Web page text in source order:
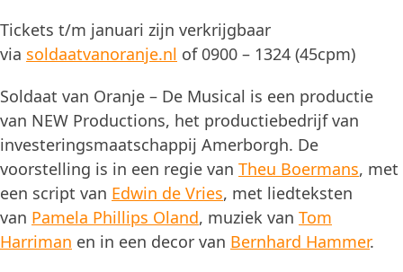
Tickets t/m januari zijn verkrijgbaar
via soldaatvanoranje.nl of 0900 – 1324 (45cpm)
Soldaat van Oranje – De Musical is een productie
van NEW Productions, het productiebedrijf van
investeringsmaatschappij Amerborgh. De
voorstelling is in een regie van Theu Boermans, met
een script van Edwin de Vries, met liedteksten
van Pamela Phillips Oland, muziek van Tom
Harriman en in een decor van Bernhard Hammer.